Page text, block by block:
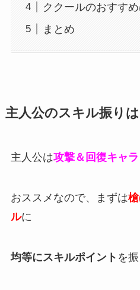
ククールのおすす
まとめ
主人公のスキル振り
主人公は攻撃＆回復キャラ
おススメなので、まずは
ルに
均等にスキルポイント を